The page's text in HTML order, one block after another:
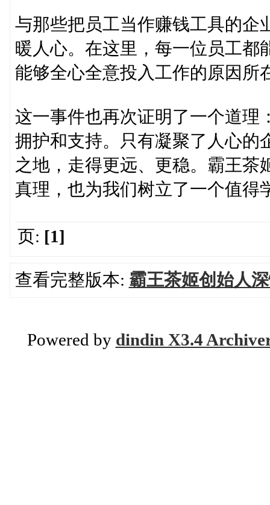
与那些把员工当作赚钱工具的企
暖人心。在这里，每一位员工都
能够全心全意投入工作的原因所
这一事件也再次证明了一个道理
拥护和支持。只有凝聚了人心的
之地，走得更远、更稳。霸王茶
真理，也为我们树立了一个值得
页: [1]
查看完整版本: 霸王茶姬创始人
Powered by dindin X3.4